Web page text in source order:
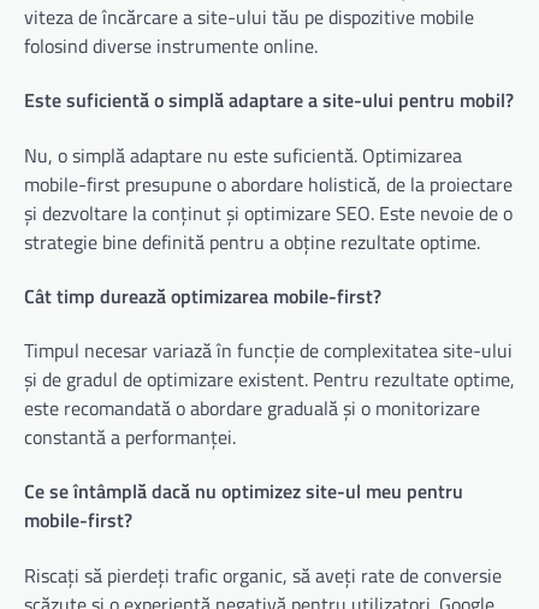
viteza de încărcare a site-ului tău pe dispozitive mobile
folosind diverse instrumente online.
Este suficientă o simplă adaptare a site-ului pentru mobil?
Nu, o simplă adaptare nu este suficientă. Optimizarea
mobile-first presupune o abordare holistică, de la proiectare
și dezvoltare la conținut și optimizare SEO. Este nevoie de o
strategie bine definită pentru a obține rezultate optime.
Cât timp durează optimizarea mobile-first?
Timpul necesar variază în funcție de complexitatea site-ului
și de gradul de optimizare existent. Pentru rezultate optime,
este recomandată o abordare graduală și o monitorizare
constantă a performanței.
Ce se întâmplă dacă nu optimizez site-ul meu pentru
mobile-first?
Riscați să pierdeți trafic organic, să aveți rate de conversie